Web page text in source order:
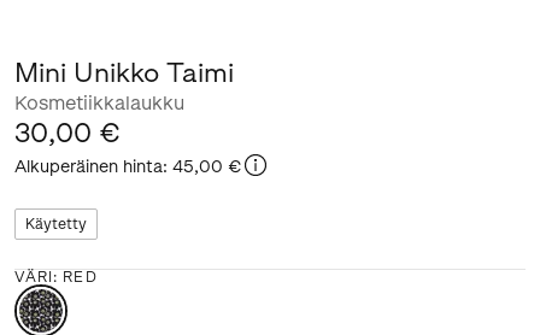
Mini Unikko Taimi
Kosmetiikkalaukku
30,00 €
Alkuperäinen hinta: 45,00 €
Käytetty
VÄRI : RED